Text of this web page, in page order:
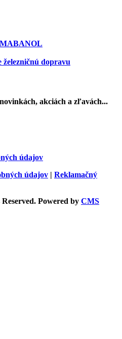
MABANOL
železničnú dopravu
akciách a zľavách...
údajov
údajov | Reklamačný
Powered by CMS